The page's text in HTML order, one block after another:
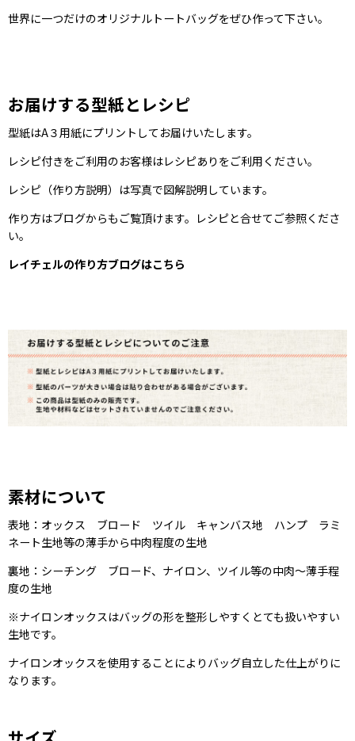
世界に一つだけのオリジナルトートバッグをぜひ作って下さい。
お届けする型紙とレシピ
型紙はA３用紙にプリントしてお届けいたします。
レシピ付きをご利用のお客様はレシピありをご利用ください。
レシピ（作り方説明）は写真で図解説明しています。
作り方はブログからもご覧頂けます。レシピと合せてご参照くださ
い。
レイチェルの作り方ブログはこちら
素材について
表地：オックス ブロード ツイル キャンバス地 ハンプ ラミ
ネート生地等の薄手から中肉程度の生地
裏地：シーチング ブロード、ナイロン、ツイル等の中肉〜薄手程
度の生地
※ナイロンオックスはバッグの形を整形しやすくとても扱いやすい
生地です。
ナイロンオックスを使用することによりバッグ自立した仕上がりに
なります。